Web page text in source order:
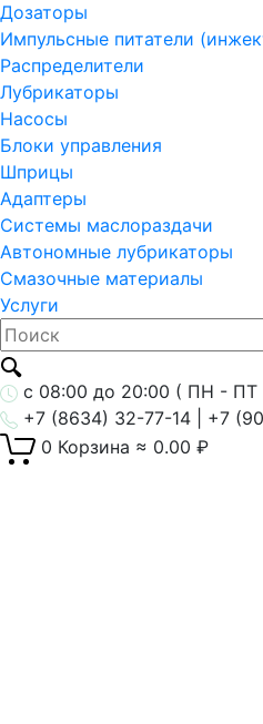
Дозаторы
Импульсные питатели
Распределители
Лубрикаторы
Насосы
Блоки управления
Шприцы
Адаптеры
Системы маслораздачи
Автономные лубрикаторы
Смазочные материалы
Услуги
с 08:00 до 20:00 ( ПН - ПТ
+7 (8634) 32-77-14 | +7
0 Корзина ≈ 0.00 ₽